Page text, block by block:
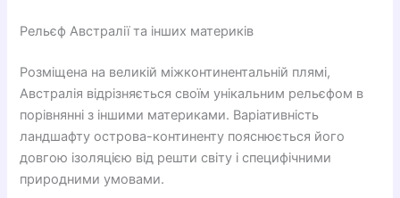
Рельєф Австралії та інших материків
Розміщена на великій міжконтинентальній плямі,
Австралія відрізняється своїм унікальним рельєфом в
порівнянні з іншими материками. Варіативність
ландшафту острова-континенту пояснюється його
довгою ізоляцією від решти світу і специфічними
природними умовами.